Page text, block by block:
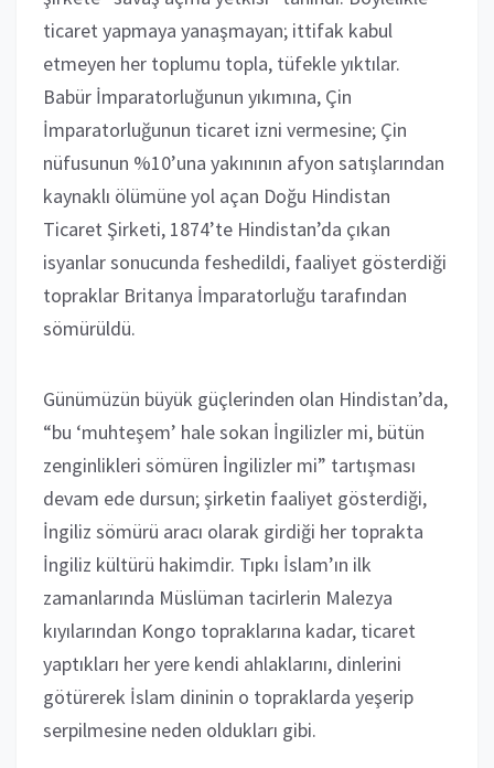
ticaret yapmaya yanaşmayan; ittifak kabul
etmeyen her toplumu topla, tüfekle yıktılar.
Babür İmparatorluğunun yıkımına, Çin
İmparatorluğunun ticaret izni vermesine; Çin
nüfusunun %10’una yakınının afyon satışlarından
kaynaklı ölümüne yol açan Doğu Hindistan
Ticaret Şirketi, 1874’te Hindistan’da çıkan
isyanlar sonucunda feshedildi, faaliyet gösterdiği
topraklar Britanya İmparatorluğu tarafından
sömürüldü.
Günümüzün büyük güçlerinden olan Hindistan’da,
“bu ‘muhteşem’ hale sokan İngilizler mi, bütün
zenginlikleri sömüren İngilizler mi” tartışması
devam ede dursun; şirketin faaliyet gösterdiği,
İngiliz sömürü aracı olarak girdiği her toprakta
İngiliz kültürü hakimdir. Tıpkı İslam’ın ilk
zamanlarında Müslüman tacirlerin Malezya
kıyılarından Kongo topraklarına kadar, ticaret
yaptıkları her yere kendi ahlaklarını, dinlerini
götürerek İslam dininin o topraklarda yeşerip
serpilmesine neden oldukları gibi.